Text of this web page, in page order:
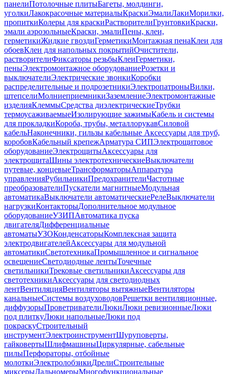
панелиПотолочные плитыБагеты, молдинги,
уголкиЛакокрасочные материалыКраскиЭмалиЛакиМорилки,
пропиткиКолеры для краскиРастворителиГрунтовкиКраски,
эмали аэрозольныеКраски, эмалиПены, клеи,
герметикиЖидкие гвоздиГерметикиМонтажная пенаКлеи для
обоевКлеи для напольных покрытийОчистители,
растворителиФиксаторы резьбыКлеиГерметики,
пеныЭлектромонтажное оборудованиеРозетки и
выключателиЭлектрические звонкиКоробки
распределительные и подрозетникиЭлектропатроныВилки,
штепселиМолниеприемникиЗаземлениеЭлектромонтажные
изделияКлеммыСредства диэлектрическиеТрубки
термоусаживаемыеИзолирующие зажимыКабель и системы
для прокладкиКороба, трубы, металлорукавСиловой
кабельНаконечники, гильзы кабельные Аксессуары для труб,
коробовКабельный крепежАрматура СИПЭлектрощитовое
оборудованиеЭлектрощитыАксессуары для
электрощитаШины электротехническиеВыключатели
путевые, концевыеТрансформаторыАппаратура
управленияРубильникиПредохранителиЧастотные
преобразователиПускатели магнитныеМодульная
автоматикаВыключатели автоматическиеРелеВыключатели
нагрузкиКонтакторыДополнительное модульное
оборудованиеУЗИПАвтоматика пуска
двигателяДифференциальные
автоматыУЗОКонденсаторыКомплексная защита
электродвигателейАксессуары для модульной
автоматикиСветотехникаПромышленное и сигнальное
освещениеСветодиодные лентыТочечные
светильникиТрековые светильникиАксессуары для
светотехникиАксессуары для светодиодных
лентВентиляцияВентиляторы вытяжныеВентиляторы
канальныеСистемы воздуховодовРешетки вентиляционные,
диффузорыПроветривателиЛюкиЛюки ревизионныеЛюки
под плиткуЛюки напольныеЛюки под
покраскуСтроительный
инструментЭлектроинструментШуруповерты,
гайковертыШлифмашиныЦиркулярные, сабельные
пилыПерфораторы, отбойные
молоткиЭлектролобзикиДрелиСтроительные
миксерыДальномерыМногофункциональные